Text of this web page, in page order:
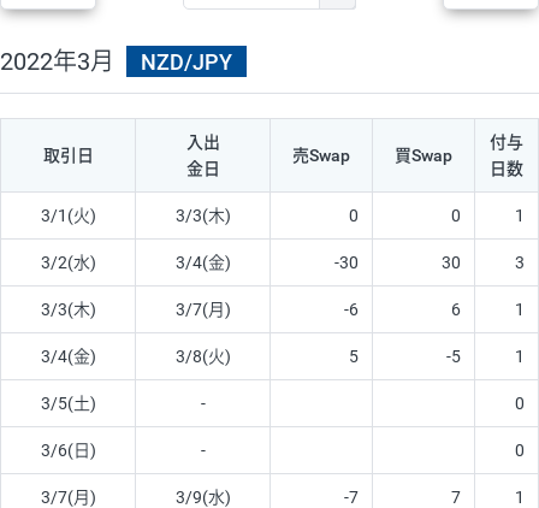
2022年3月 NZD/JPY
取引日
入出
金日
売Swap 買Swap
付与
日数
3/1(火) 3/3(木) 0 0 1
3/2(水) 3/4(金) -30 30 3
3/3(木) 3/7(月) -6 6 1
3/4(金) 3/8(火) 5 -5 1
3/5(土) - 0
3/6(日) - 0
3/7(月) 3/9(水) -7 7 1